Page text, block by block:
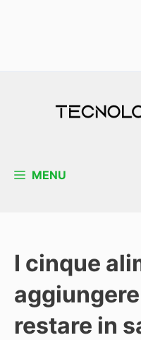
MENU
I cinque
restare in